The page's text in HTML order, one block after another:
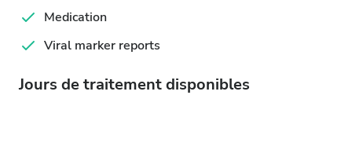
Medication
Viral marker reports
Jours de traitement disponibles